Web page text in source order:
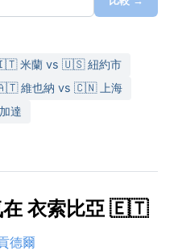
米蘭 vs 🇺🇸 紐約市
維也納 vs 🇨🇳 上海
達
在 衣索比亞 🇪🇹
德爾